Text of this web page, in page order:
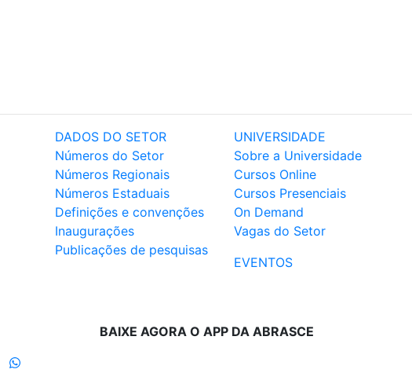
DADOS DO SETOR
Números do Setor
Números Regionais
Números Estaduais
Definições e convenções
Inaugurações
Publicações de pesquisas
UNIVERSIDADE
Sobre a Universidade
Cursos Online
Cursos Presenciais
On Demand
Vagas do Setor
EVENTOS
BAIXE AGORA O APP DA ABRASCE